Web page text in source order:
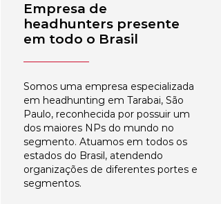
Empresa de
headhunters presente
em todo o Brasil
Somos uma empresa especializada
em headhunting em Tarabai, São
Paulo, reconhecida por possuir um
dos maiores NPs do mundo no
segmento. Atuamos em todos os
estados do Brasil, atendendo
organizações de diferentes portes e
segmentos.